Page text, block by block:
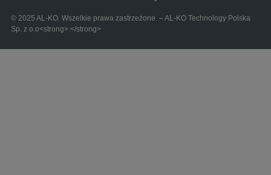
© 2025 AL-KO. Wszelkie prawa zastrzeżone. – AL-KO Technology Polska
Sp. z o.o<strong>.</strong>